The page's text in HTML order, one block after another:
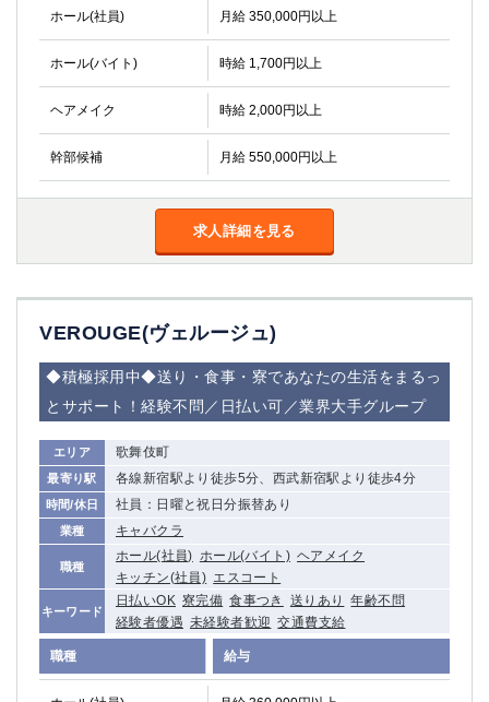
ホール(社員) 月給 350,000円以上
ホール(バイト) 時給 1,700円以上
ヘアメイク 時給 2,000円以上
幹部候補 月給 550,000円以上
求人詳細を見る
VEROUGE(ヴェルージュ)
◆積極採用中◆送り・食事・寮であなたの生活をまるっ
とサポート！経験不問／日払い可／業界大手グループ
エリア 歌舞伎町
最寄り駅 各線新宿駅より徒歩5分、西武新宿駅より徒歩4分
時間/休日 社員：日曜と祝日分振替あり
業種 キャバクラ
職種
ホール(社員) ホール(バイト) ヘアメイク
キッチン(社員) エスコート
キーワード
日払いOK 寮完備 食事つき 送りあり
年齢不問
経験者優遇 未経験者歓迎 交通費支給
職種 給与
宇都宮
小山
東武宇都宮（宇都宮西口）
館林